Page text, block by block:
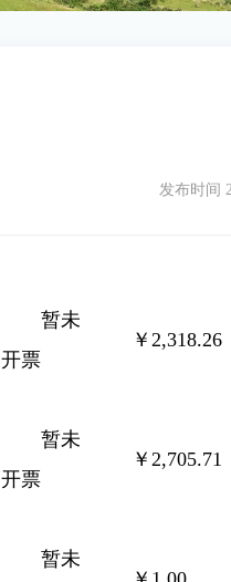
发布时间
暂未
开票
￥2,318.26
暂未
开票
￥2,705.71
暂未